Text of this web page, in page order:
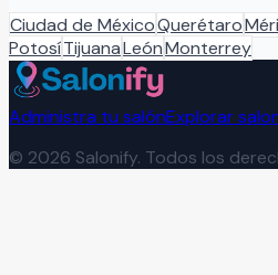
Ciudad de MéxicoQuerétaro
PotosíTijuanaLeónMonterrey
Administra tu salónExplorar
© 2026 Salonify. Todos los